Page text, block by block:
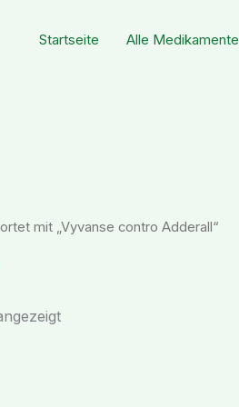
Startseite Alle Medikamente
mit „Vyvanse contro Adderall“